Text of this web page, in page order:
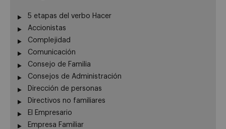
5 etapas del verbo Hacer
Accionistas
Complejidad
Comunicación
Consejo de Familia
Consejos de Administración
Dirección de personas
Directivos no familiares
El Empresario
Empresa Familiar